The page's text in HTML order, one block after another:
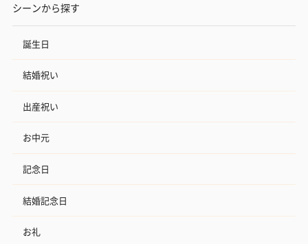
シーンから探す
誕生日
結婚祝い
出産祝い
お中元
記念日
結婚記念日
お礼